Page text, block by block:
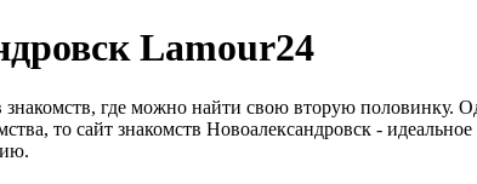
Lamour24
где можно найти свою вторую половинку.
то сайт знакомств Новоалександровск -